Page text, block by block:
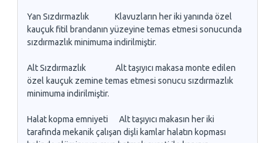
Yan Sızdırmazlık Klavuzların her iki yanında özel
kauçuk fitil brandanın yüzeyine temas etmesi sonucunda
sızdırmazlık minimuma indirilmiştir.
Alt Sızdırmazlık Alt taşıyıcı makasa monte edilen
özel kauçuk zemine temas etmesi sonucu sızdırmazlık
minimuma indirilmiştir.
Halat kopma emniyeti Alt taşıyıcı makasın her iki
tarafında mekanik çalışan dişli kamlar halatın kopması